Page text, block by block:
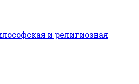
и религиозная